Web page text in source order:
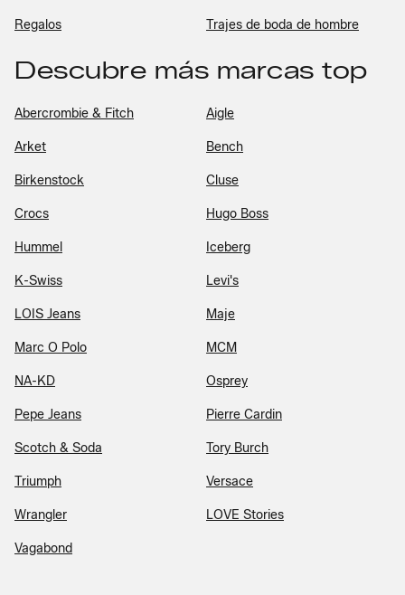
Regalos Trajes de boda de hombre
Descubre más marcas top
Abercrombie & Fitch Aigle
Arket Bench
Birkenstock Cluse
Crocs Hugo Boss
Hummel Iceberg
K-Swiss Levi's
LOIS Jeans Maje
Marc O Polo MCM
NA-KD Osprey
Pepe Jeans Pierre Cardin
Scotch & Soda Tory Burch
Triumph Versace
Wrangler LOVE Stories
Vagabond